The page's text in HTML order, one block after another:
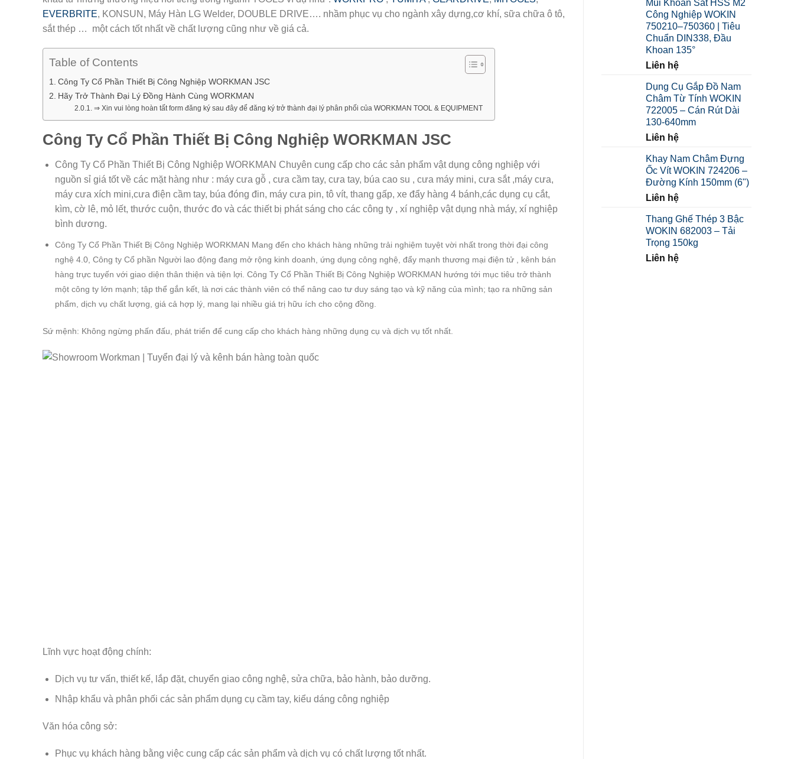
EVERBRITE, KONSUN, Máy Hàn LG Welder, DOUBLE DRIVE…. nhầm phục vụ cho ngành xây dựng,cơ khí, sữa chữa ô tô,
sắt thép … một cách tốt nhất về chất lượng cũng như về giá cả.
Table of Contents
Công Ty Cổ Phần Thiết Bị Công Nghiệp WORKMAN JSC
Hãy Trở Thành Đại Lý Đồng Hành Cùng WORKMAN
⇒ Xin vui lòng hoàn tất form đăng ký sau đây để đăng ký trở thành đại lý phân phối của WORKMAN TOOL & EQUIPMENT
Công Ty Cổ Phần Thiết Bị Công Nghiệp WORKMAN JSC
Công Ty Cổ Phần Thiết Bị Công Nghiệp WORKMAN Chuyên cung cấp cho các sản phẩm vật dụng công nghiệp với
nguồn sỉ giá tốt về các mặt hàng như : máy cưa gỗ , cưa cầm tay, cưa tay, búa cao su , cưa máy mini, cưa sắt ,máy cưa,
máy cưa xích mini,cưa điện cầm tay, búa đóng đin, máy cưa pin, tô vít, thang gấp, xe đẩy hàng 4 bánh,các dụng cụ cắt,
kìm, cờ lê, mỏ lết, thước cuộn, thước đo và các thiết bị phát sáng cho các công ty , xí nghiệp vật dụng nhà máy, xí nghiệp
bình dương.
Công Ty Cổ Phần Thiết Bị Công Nghiệp WORKMAN Mang đến cho khách hàng những trải nghiệm tuyệt vời nhất trong thời đại công
nghệ 4.0, Công ty Cổ phần Người lao động đang mở rộng kinh doanh, ứng dụng công nghệ, đẩy mạnh thương mại điện tử , kênh bán
hàng trực tuyến với giao diện thân thiện và tiện lợi. Công Ty Cổ Phần Thiết Bị Công Nghiệp WORKMAN hướng tới mục tiêu trở thành
một công ty lớn mạnh; tập thể gắn kết, là nơi các thành viên có thể nâng cao tư duy sáng tạo và kỹ năng của mình; tạo ra những sản
phẩm, dịch vụ chất lượng, giá cả hợp lý, mang lại nhiều giá trị hữu ích cho cộng đồng.
Sứ mệnh: Không ngừng phấn đấu, phát triển để cung cấp cho khách hàng những dụng cụ và dịch vụ tốt nhất.
Lĩnh vực hoạt động chính:
Dịch vụ tư vấn, thiết kế, lắp đặt, chuyển giao công nghệ, sửa chữa, bảo hành, bảo dưỡng.
Nhập khẩu và phân phối các sản phẩm dụng cụ cầm tay, kiểu dáng công nghiệp
Văn hóa công sở:
Phục vụ khách hàng bằng việc cung cấp các sản phẩm và dịch vụ có chất lượng tốt nhất.
từ
15.000 ₫
đến
Mũi Khoan Sắt HSS M2
Công Nghiệp WOKIN
750210–750360 | Tiêu
Chuẩn DIN338, Đầu
Khoan 135°
Liên hệ
Dụng Cụ Gắp Đồ Nam
Châm Từ Tính WOKIN
722005 – Cán Rút Dài
130-640mm
Liên hệ
Khay Nam Châm Đựng
Ốc Vít WOKIN 724206 –
Đường Kính 150mm (6")
Liên hệ
Thang Ghế Thép 3 Bậc
WOKIN 682003 – Tải
Trọng 150kg
Liên hệ